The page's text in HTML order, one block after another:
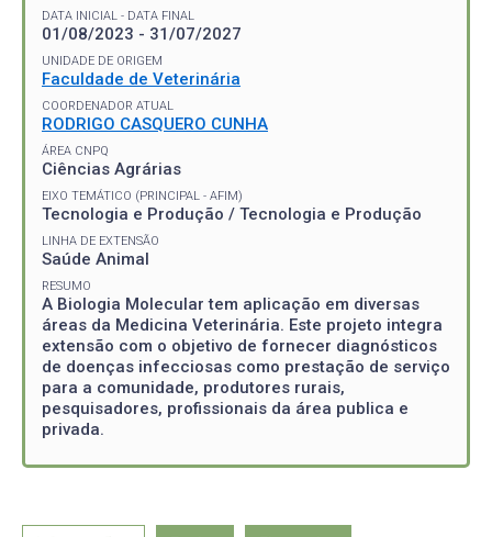
DATA INICIAL - DATA FINAL
01/08/2023 - 31/07/2027
UNIDADE DE ORIGEM
Faculdade de Veterinária
COORDENADOR ATUAL
RODRIGO CASQUERO CUNHA
ÁREA CNPQ
Ciências Agrárias
EIXO TEMÁTICO (PRINCIPAL - AFIM)
Tecnologia e Produção / Tecnologia e Produção
LINHA DE EXTENSÃO
Saúde Animal
RESUMO
A Biologia Molecular tem aplicação em diversas
áreas da Medicina Veterinária. Este projeto integra
extensão com o objetivo de fornecer diagnósticos
de doenças infecciosas como prestação de serviço
para a comunidade, produtores rurais,
pesquisadores, profissionais da área publica e
privada.